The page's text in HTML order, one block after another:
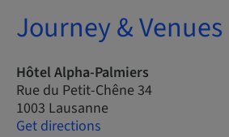
Journey & Venues
Hôtel Alpha-Palmiers
Rue du Petit-Chêne 34
1003 Lausanne
Get directions